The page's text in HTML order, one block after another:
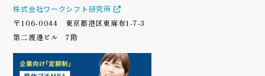
株式会社ワークシフト研究所
〒106-0044 東京都港区東麻布1-7-3
第二渡邊ビル 7階